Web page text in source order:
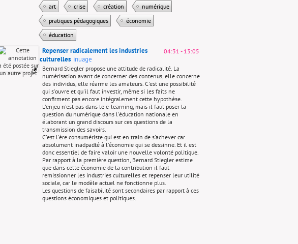
art
crise création
numérique
pratiques pédagogiques
économie
éducation
04:31 - 13:05
Repenser radicalement les industries
culturelles inuage
Bernard Stiegler propose une attitude de radicalité. La
numérisation avant de concerner des contenus, elle concerne
des individus, elle réarme les amateurs. C'est une possibilité
qui s'ouvre et qu'il faut investir, même si les faits ne
confirment pas encore intégralement cette hypothèse.
L'enjeu n'est pas dans le e-learning, mais il faut poser la
question du numérique dans l'éducation nationale en
élaborant un grand discours sur ces questions de la
transmission des savoirs.
C'est l'ère consumériste qui est en train de s'achever car
absolument inadpadté à l'économie qui se dessinne. Et il est
donc essentiel de faire valoir une nouvelle volonté politique.
Par rapport à la première question, Bernard Stiegler estime
que dans cette économie de la contribution il faut
remissionner les industries culturelles et repenser leur utilité
sociale, car le modèle actuel ne fonctionne plus.
Les questions de faisabilité sont secondaires par rapport à ces
questions économiques et politiques.